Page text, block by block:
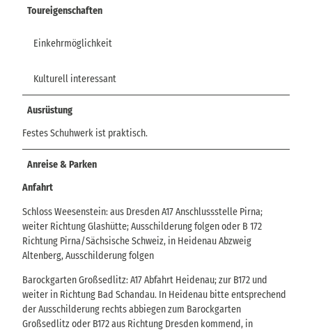
Toureigenschaften
Einkehrmöglichkeit
Kulturell interessant
Ausrüstung
Festes Schuhwerk ist praktisch.
Anreise & Parken
Anfahrt
Schloss Weesenstein: aus Dresden A17 Anschlussstelle Pirna;
weiter Richtung Glashütte; Ausschilderung folgen oder B 172
Richtung Pirna/Sächsische Schweiz, in Heidenau Abzweig
Altenberg, Ausschilderung folgen
Barockgarten Großsedlitz: A17 Abfahrt Heidenau; zur B172 und
weiter in Richtung Bad Schandau. In Heidenau bitte entsprechend
der Ausschilderung rechts abbiegen zum Barockgarten
Großsedlitz oder B172 aus Richtung Dresden kommend, in